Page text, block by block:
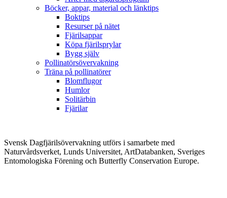
Böcker, appar, material och länktips
Boktips
Resurser på nätet
Fjärilsappar
Köpa fjärilsprylar
Bygg själv
Pollinatörsövervakning
Träna på pollinatörer
Blomflugor
Humlor
Solitärbin
Fjärilar
Svensk Dagfjärilsövervakning utförs i samarbete med
Naturvårdsverket, Lunds Universitet, ArtDatabanken, Sveriges
Entomologiska Förening och Butterfly Conservation Europe.